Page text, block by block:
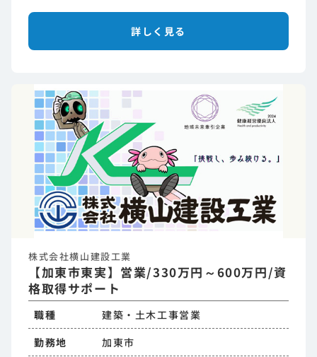
詳しく見る
株式会社横山建設工業
【加東市東実】営業/330万円～600万円/資
格取得サポート
職種
建築・土木工事営業
勤務地
加東市